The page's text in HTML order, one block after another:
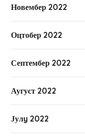
Новембер 2022
Оцтобер 2022
Септембер 2022
Аугуст 2022
Јулy 2022